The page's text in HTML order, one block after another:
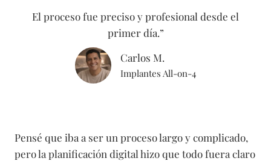
El proceso fue preciso y profesional desde el
primer día.”
Carlos M.
Implantes All-on-4
Pensé que iba a ser un proceso largo y complicado,
pero la planificación digital hizo que todo fuera claro